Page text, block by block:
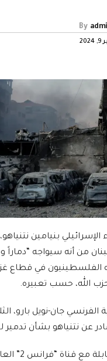
By
بنيامين
من أنه سيواجه “دماراً
الفلسطينيون في قطاع
الله، حسب تعبيره.
الفرنسي جان-نويل بارو،
عن نتنياهو بشأن تدمير
وأكد بارو في مقابلة